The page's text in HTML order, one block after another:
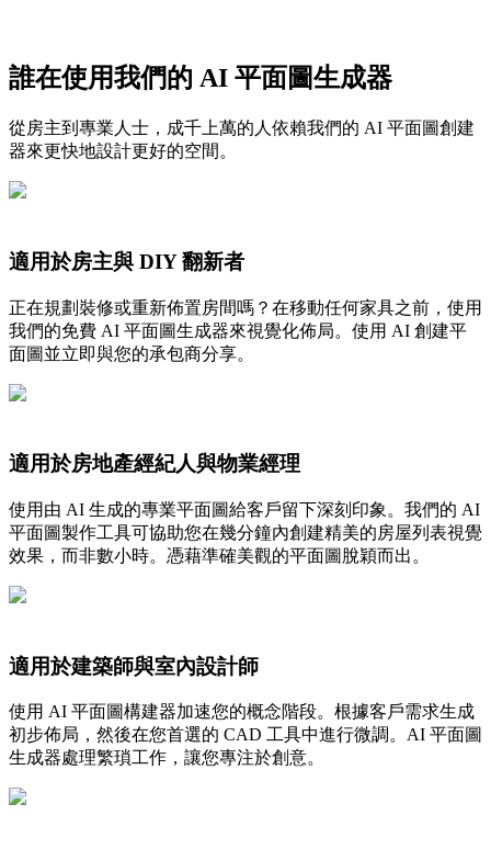
導出您的圖面
誰在使用我們的 AI 平面圖生成器
從房主到專業人士，成千上萬的人依賴我們的 AI 平面圖創建
器來更快地設計更好的空間。
適用於房主與 DIY 翻新者
正在規劃裝修或重新佈置房間嗎？在移動任何家具之前，使用
我們的免費 AI 平面圖生成器來視覺化佈局。使用 AI 創建平
面圖並立即與您的承包商分享。
適用於房地產經紀人與物業經理
使用由 AI 生成的專業平面圖給客戶留下深刻印象。我們的 AI
平面圖製作工具可協助您在幾分鐘內創建精美的房屋列表視覺
效果，而非數小時。憑藉準確美觀的平面圖脫穎而出。
適用於建築師與室內設計師
使用 AI 平面圖構建器加速您的概念階段。根據客戶需求生成
初步佈局，然後在您首選的 CAD 工具中進行微調。AI 平面圖
生成器處理繁瑣工作，讓您專注於創意。